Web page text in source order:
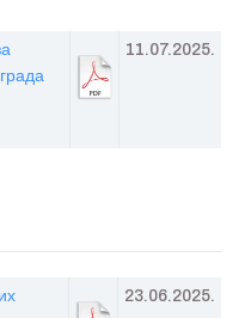
11.07.2025.
23.06.2025.